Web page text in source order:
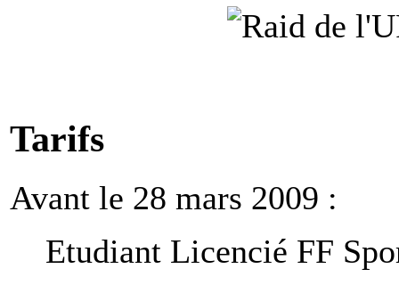
Tarifs
Avant le 28 mars 2009 :
Etudiant Licencié FF